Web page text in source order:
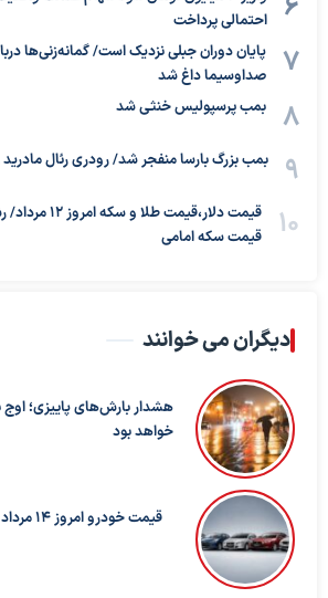
احتمالی پرداخت
پایان دوران جبلی نزدیک است/ گمانه‌زنی‌ها
صداوسیما داغ شد
بمب پرسپولیس خنثی شد
بمب بزرگ بارسا منفجر شد/ رودری رئال مادرید
قیمت دلار،قیمت
قیمت سکه امامی
دیگران می خوانند
هشدار بارش‌های پاییزی؛ اوج
خواهد بود
قیمت خودرو امروز 14 مرداد 1405